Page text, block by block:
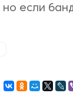
если